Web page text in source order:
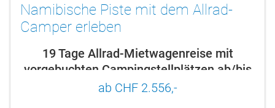
Namibische Piste mit dem Allrad-
Camper erleben
19 Tage Allrad-Mietwagenreise mit
vorgebuchten Campingstellplätzen ab/bis
Windhoek
ab CHF 2.556,-